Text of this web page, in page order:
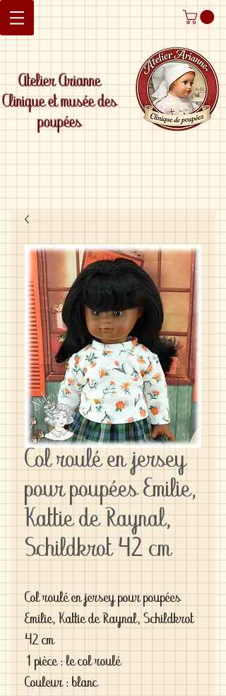
Atelier Arianne
Clinique et musée des
poupées
Col roulé en jersey
pour poupées Emilie,
Kattie de Raynal,
Schildkrot 42 cm
Col roulé en jersey pour poupées
Emilie, Kattie de Raynal, Schildkrot
42 cm
1 pièce : le col roulé
Couleur : blanc